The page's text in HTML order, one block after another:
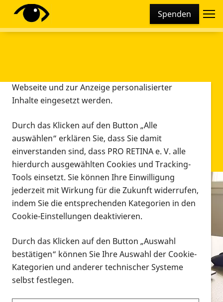
Spenden
Infomaterial
Infomaterial
Vorlesen
Alle Infomaterialien in verschiedenen
Formaten an einem Ort
Sie möchten wissen, wie Sie nach Infonmaterial
Diese Webseite setzt verschiedene Cookies und
Tracking-Tools ein. Dies beinhaltet Cookies und
Webseite und zur Anzeige personalisierter
Inhalte eingesetzt werden.
Durch das Klicken auf den Button „Alle
auswählen“ erklären Sie, dass Sie damit
einverstanden sind, dass PRO RETINA e. V. alle
hierdurch ausgewählten Cookies und Tracking-
Tools einsetzt. Sie können Ihre Einwilligung
jederzeit mit Wirkung für die Zukunft widerrufen,
indem Sie die entsprechenden Kategorien in den
Cookie-Einstellungen deaktivieren.
Durch das Klicken auf den Button „Auswahl
bestätigen“ können Sie Ihre Auswahl der Cookie-
Kategorien und anderer technischer Systeme
selbst festlegen.